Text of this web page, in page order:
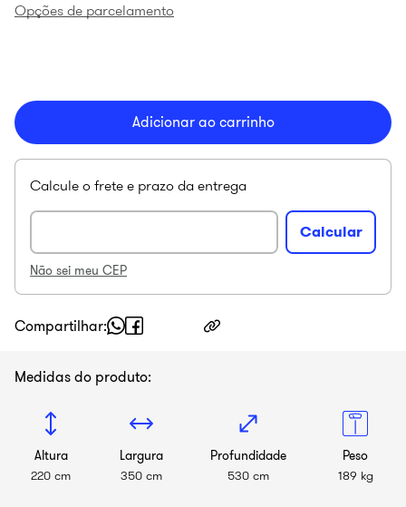
Opções de parcelamento
Adicionar ao carrinho
Não sei meu CEP
Compartilhar
Medidas do produto:
Altura
220 cm
Largura
350 cm
Profundidade
530 cm
Peso
189 kg